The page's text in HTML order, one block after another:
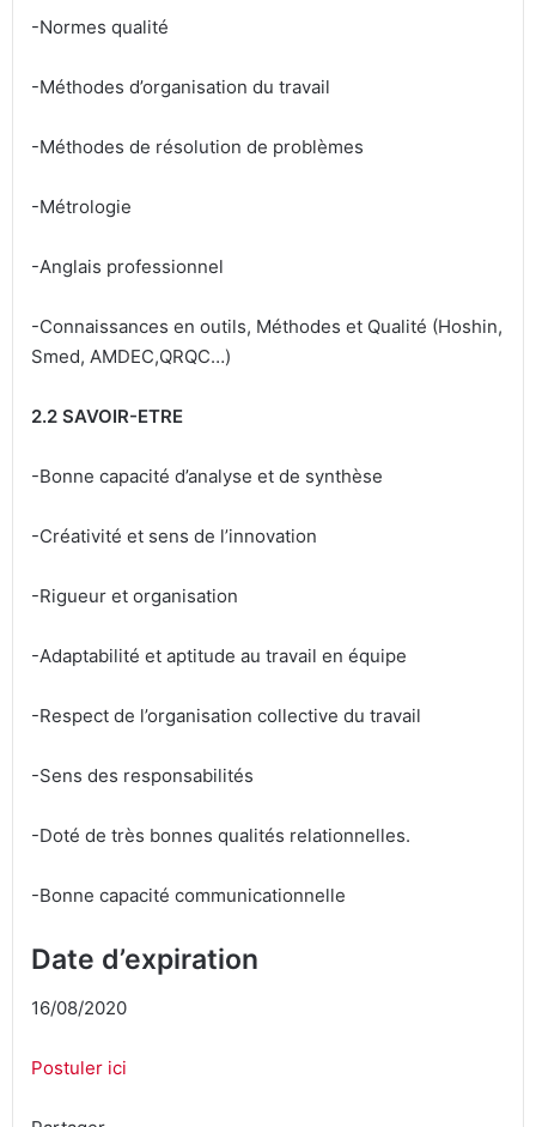
-Normes qualité
-Méthodes d’organisation du travail
-Méthodes de résolution de problèmes
-Métrologie
-Anglais professionnel
-Connaissances en outils, Méthodes et Qualité (Hoshin,
Smed, AMDEC,QRQC…)
2.2 SAVOIR-ETRE
-Bonne capacité d’analyse et de synthèse
-Créativité et sens de l’innovation
-Rigueur et organisation
-Adaptabilité et aptitude au travail en équipe
-Respect de l’organisation collective du travail
-Sens des responsabilités
-Doté de très bonnes qualités relationnelles.
-Bonne capacité communicationnelle
Date d’expiration
16/08/2020
Postuler ici